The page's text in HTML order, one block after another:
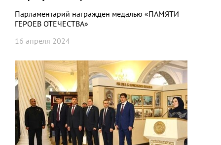
Парламентарий награжден медалью «ПАМЯТИ
ГЕРОЕВ ОТЕЧЕСТВА»
16 апреля 2024